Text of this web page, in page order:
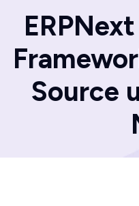
Source